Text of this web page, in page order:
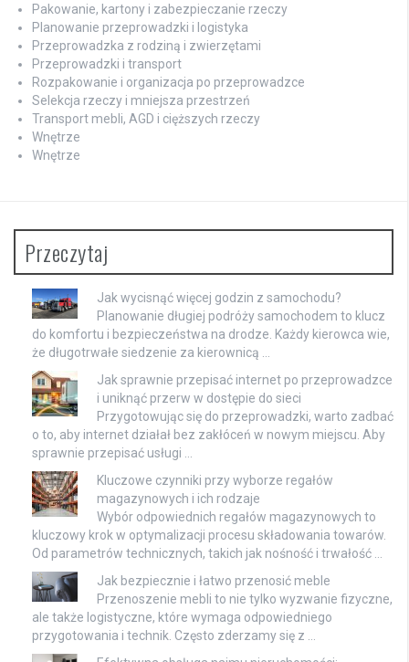
Pakowanie, kartony i zabezpieczanie rzeczy
Planowanie przeprowadzki i logistyka
Przeprowadzka z rodziną i zwierzętami
Przeprowadzki i transport
Rozpakowanie i organizacja po przeprowadzce
Selekcja rzeczy i mniejsza przestrzeń
Transport mebli, AGD i cięższych rzeczy
Wnętrze
Wnętrze
Przeczytaj
Jak wycisnąć więcej godzin z samochodu?
Planowanie długiej podróży samochodem to klucz
do komfortu i bezpieczeństwa na drodze. Każdy kierowca wie,
że długotrwałe siedzenie za kierownicą …
Jak sprawnie przepisać internet po przeprowadzce
i uniknąć przerw w dostępie do sieci
Przygotowując się do przeprowadzki, warto zadbać
o to, aby internet działał bez zakłóceń w nowym miejscu. Aby
sprawnie przepisać usługi …
Kluczowe czynniki przy wyborze regałów
magazynowych i ich rodzaje
Wybór odpowiednich regałów magazynowych to
kluczowy krok w optymalizacji procesu składowania towarów.
Od parametrów technicznych, takich jak nośność i trwałość …
Jak bezpiecznie i łatwo przenosić meble
Przenoszenie mebli to nie tylko wyzwanie fizyczne,
ale także logistyczne, które wymaga odpowiedniego
przygotowania i technik. Często zderzamy się z …